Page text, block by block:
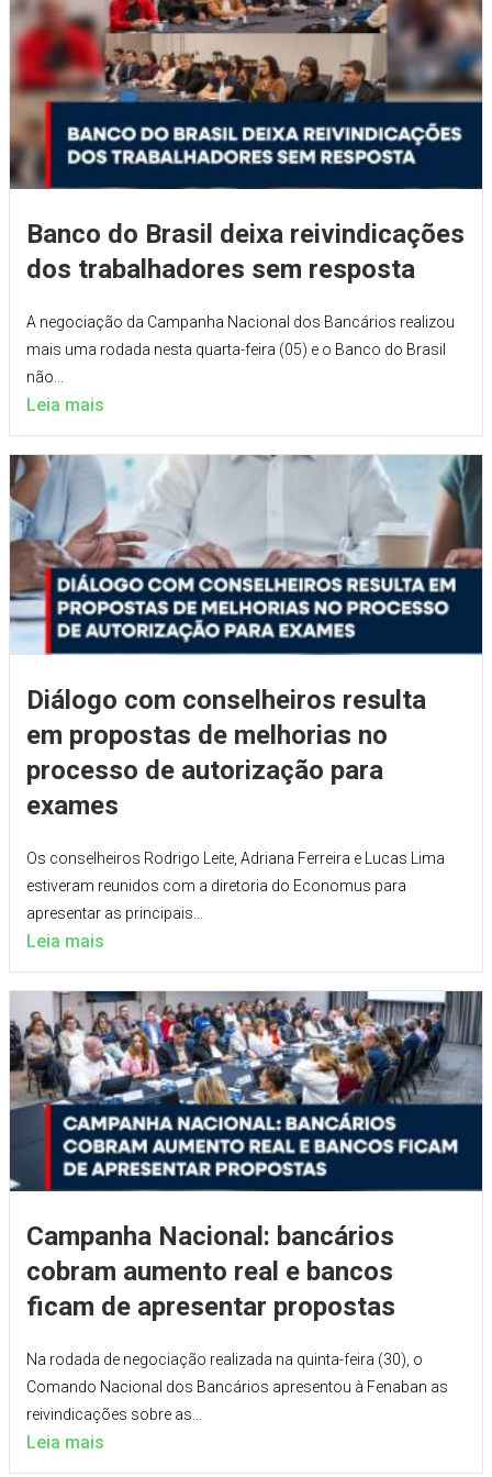
Banco do Brasil deixa reivindicações
dos trabalhadores sem resposta
A negociação da Campanha Nacional dos Bancários realizou
mais uma rodada nesta quarta-feira (05) e o Banco do Brasil
não...
Leia mais
Diálogo com conselheiros resulta
em propostas de melhorias no
processo de autorização para
exames
Os conselheiros Rodrigo Leite, Adriana Ferreira e Lucas Lima
estiveram reunidos com a diretoria do Economus para
apresentar as principais...
Leia mais
Campanha Nacional: bancários
cobram aumento real e bancos
ficam de apresentar propostas
Na rodada de negociação realizada na quinta-feira (30), o
Comando Nacional dos Bancários apresentou à Fenaban as
reivindicações sobre as...
Leia mais